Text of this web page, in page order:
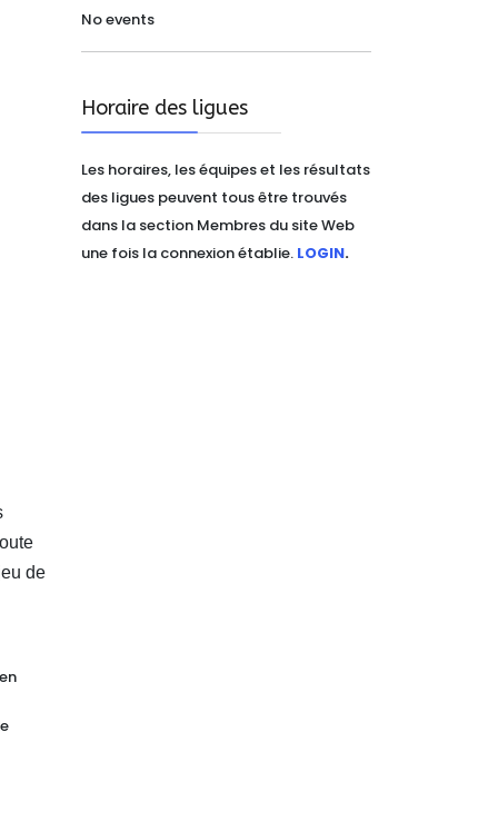
de
No events
Horaire des ligues
Les horaires, les équipes et les résultats
des ligues peuvent tous être trouvés
dans la section Membres du site Web
une fois la connexion établie. LOGIN.